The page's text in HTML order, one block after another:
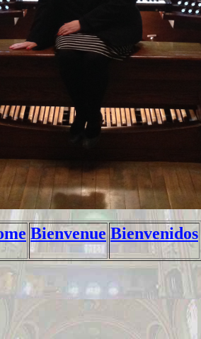
Bienvenue Bienvenidos